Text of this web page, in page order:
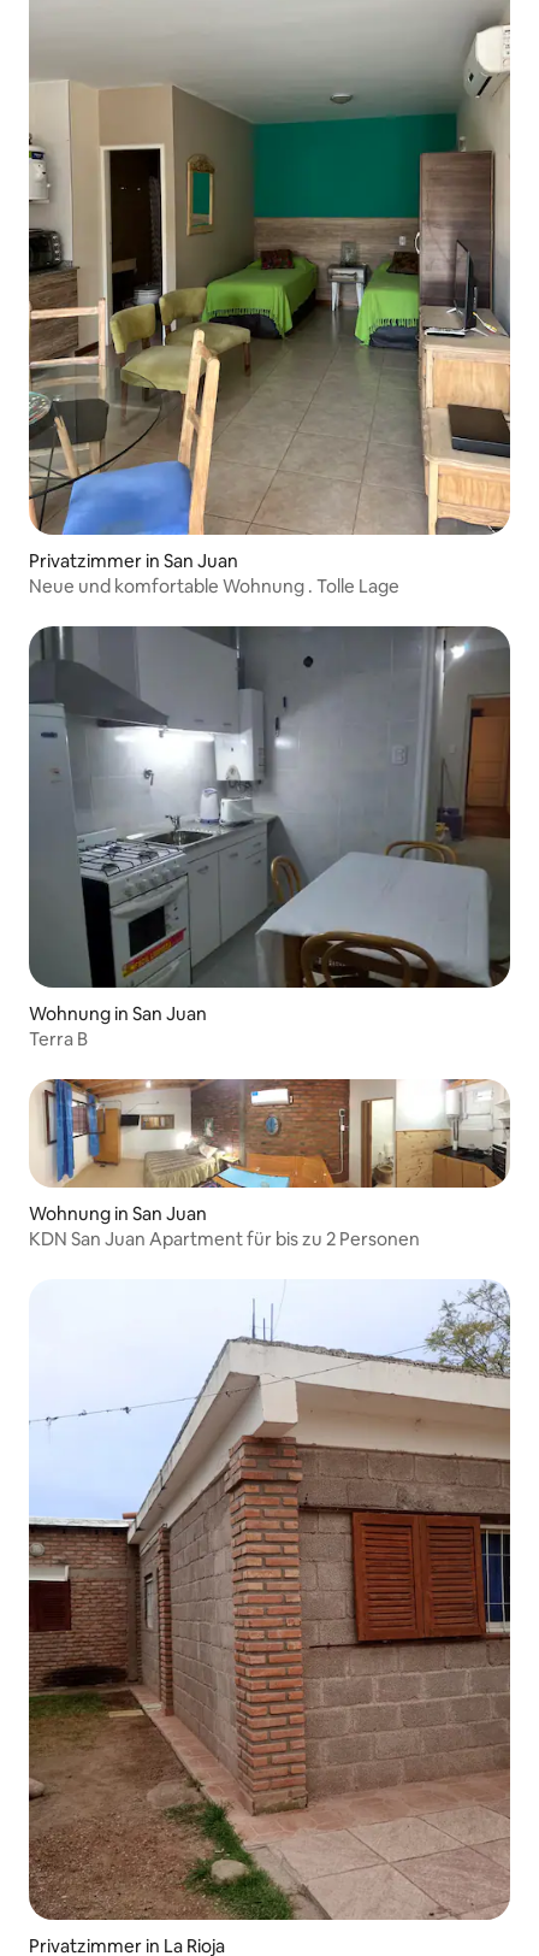
Privatzimmer in San Juan
Neue und komfortable Wohnung . Tolle Lage
Wohnung in San Juan
Terra B
Wohnung in San Juan
KDN San Juan Apartment für bis zu 2 Personen
Privatzimmer in La Rioja